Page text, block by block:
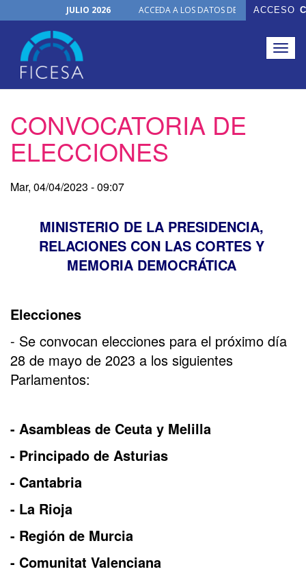
contenido
principal
JULIO 2026
30 de junio de 2026
Julio, 2026
Horario de Oficina
Noticias
ACCEDA A LOS DATOS DE TODOS LOS
ACCESO
CONVOCATORIA DE
ELECCIONES
Mar, 04/04/2023 - 09:07
MINISTERIO DE LA PRESIDENCIA,
RELACIONES CON LAS CORTES Y
MEMORIA DEMOCRÁTICA
Elecciones
- Se convocan elecciones para el próximo día
28 de mayo de 2023 a los siguientes
Parlamentos:
- Asambleas de Ceuta y Melilla
- Principado de Asturias
- Cantabria
- La Rioja
- Región de Murcia
- Comunitat Valenciana